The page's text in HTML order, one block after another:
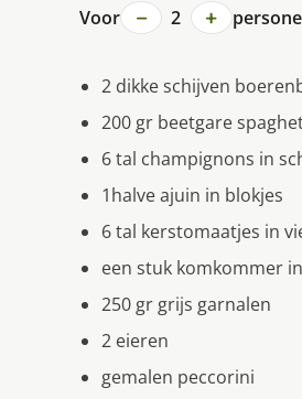
Voor − 2 +
2 dikke schijven
200 gr beetgare
6 tal champignons in
1halve ajuin in blokjes
6 tal kerstomaatjes in
een stuk komkommer
250 gr grijs garnalen
2 eieren
gemalen peccorini